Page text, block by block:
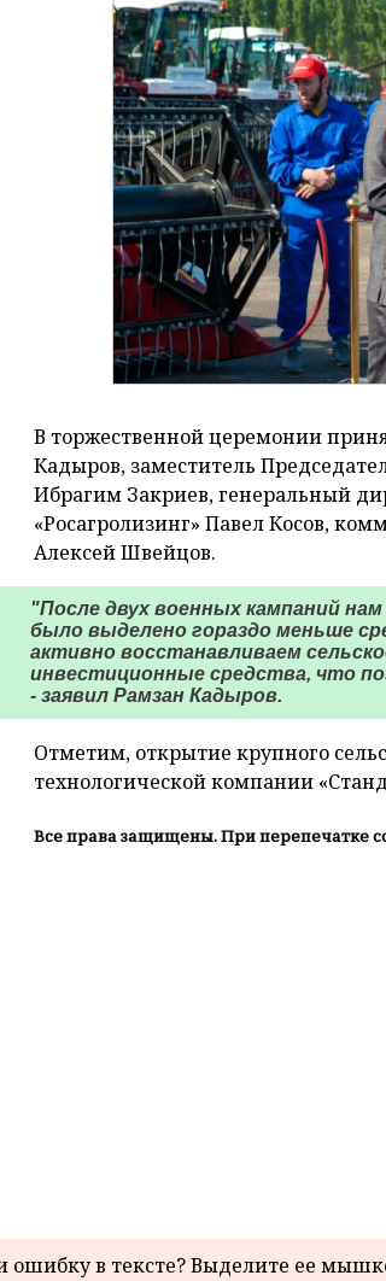
В торжественной церемонии
Кадыров, заместитель
Ибрагим Закриев, генеральный
«Росагролизинг» Павел Косов,
Алексей Швейцов.
"После двух военных кампаний
было выделено гораздо меньше
активно восстанавливаем
инвестиционные средства, что
- заявил Рамзан Кадыров.
Отметим, открытие крупного
технологической компании
Все права защищены. При перепечатке
в тексте? Выделите ее